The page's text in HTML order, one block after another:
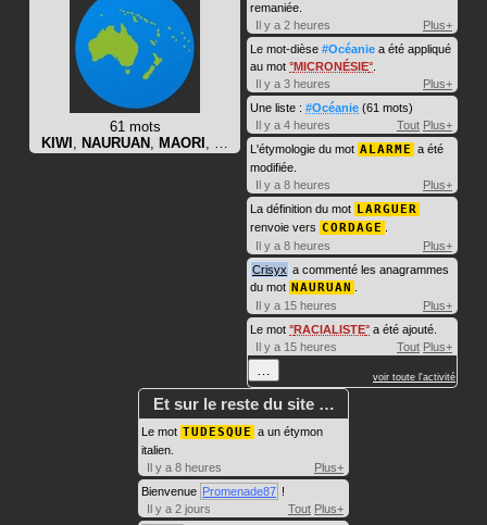
61 mots
KIWI , NAURUAN , MAORI , …
remaniée.
Il y a 2 heures
Plus+
Le mot-dièse #Océanie a été appliqué
au mot MICRONÉSIE
Il y a 3 heures
Plus+
Une liste : #Océanie (61 mots)
Il y a 4 heures
Tout Plus+
L'étymologie du mot ALARME a été
modifiée.
Il y a 8 heures
Plus+
La définition du mot LARGUER
renvoie vers CORDAGE
Il y a 8 heures
Plus+
Crisyx a commenté les anagrammes
du mot NAURUAN
Il y a 15 heures
Plus+
Le mot RACIALISTE a été ajouté.
Il y a 15 heures
Tout Plus+
… voir toute l'activité
Et sur le reste du site …
Le mot TUDESQUE a un étymon
italien.
Il y a 8 heures
Plus+
Bienvenue Promenade87 !
Il y a 2 jours
Tout Plus+